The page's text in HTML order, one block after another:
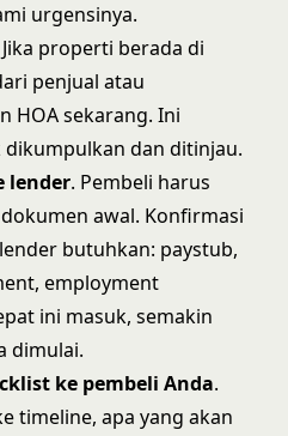
urgensinya.
Jika properti berada di
penjual atau
HOA sekarang. Ini
dan ditinjau.
lender. Pembeli harus
awal. Konfirmasi
butuhkan: paystub,
employment
ini masuk, semakin
dimulai.
ke pembeli Anda.
timeline, apa yang akan